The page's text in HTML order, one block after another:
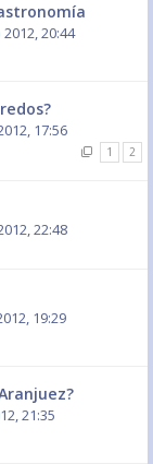
20:44
17:56
1 2
22:48
19:29
21:35